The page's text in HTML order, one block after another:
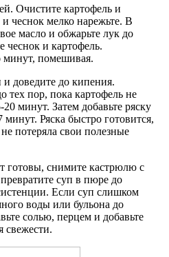
Очистите картофель и
чеснок мелко нарежьте. В
масло и обжарьте лук до
чеснок и картофель.
минут, помешивая.
и доведите до кипения.
тех пор, пока картофель не
минут. Затем добавьте ряску
Ряска быстро готовится,
потеряла свои полезные
готовы, снимите кастрюлю с
суп в пюре до
Если суп слишком
воды или бульона до
солью, перцем и добавьте
свежести.